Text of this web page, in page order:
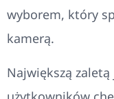
wyborem, który
kamerą.
Największą